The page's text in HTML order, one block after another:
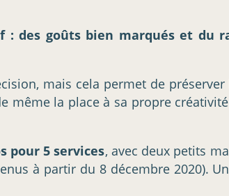
: des goûts bien marqués et du
mais cela permet de
la place à sa propre
pour 5 services, avec deux petits
à partir du 8 décembre 2020).